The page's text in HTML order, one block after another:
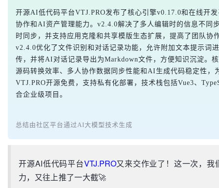
开源AI低代码平台VTJ.PRO发布了核心引擎v0.17.0和在线开
协作和AI资产管理能力。v2.4.0解决了多人编辑时的信息不同
时同步，并支持应用克隆和共享模版生态扩展，提高了团队协
v2.4.0优化了文件识别和对话记录功能，允许附加文本提示词
传，并将AI对话记录导出为Markdown文件，方便知识沉淀。
源码转换效率、多人协作数据同步性能和AI生成代码稳定性，
VTJ.PRO开源免费，支持私有化部署，技术栈包括Vue3、
合企业级项目。
总结由社区平台通过AI大模型技术生成
开源AI低代码平台VTJ.PRO又来交作业了！这一次，
力，又往上推了一大截🚀